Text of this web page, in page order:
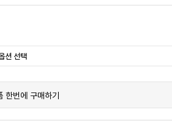
한번에 구매하기